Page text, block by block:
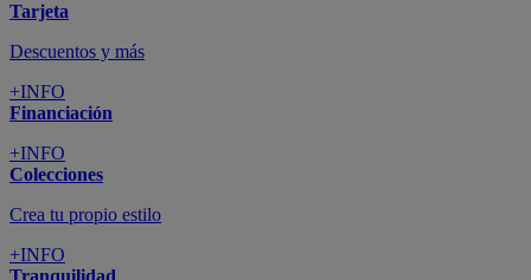
Tarjeta
Descuentos y más
+INFO
Financiación
+INFO
Colecciones
Crea tu propio estilo
+INFO
Tranquilidad